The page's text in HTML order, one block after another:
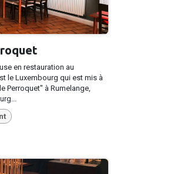
en restauration au
le Luxembourg qui est mis à
Perroquet" à Rumelange,